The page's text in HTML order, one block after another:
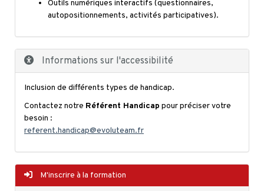
Outils numériques interactifs (questionnaires,
autopositionnements, activités participatives).
Informations sur l'accessibilité
Inclusion de différents types de handicap.
Contactez notre Référent Handicap pour préciser votre
besoin :
referent.handicap@evoluteam.fr
M'inscrire à la formation